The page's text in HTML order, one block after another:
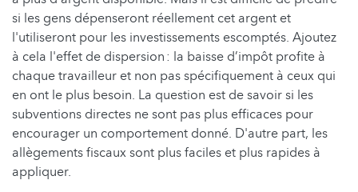
si les gens dépenseront réellement cet argent et
l'utiliseront pour les investissements escomptés. Ajoutez
à cela l'effet de dispersion : la baisse d’impôt profite à
chaque travailleur et non pas spécifiquement à ceux qui
en ont le plus besoin. La question est de savoir si les
subventions directes ne sont pas plus efficaces pour
encourager un comportement donné. D'autre part, les
allègements fiscaux sont plus faciles et plus rapides à
appliquer.